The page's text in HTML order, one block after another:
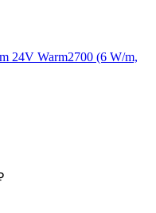
24V Warm2700 (6 W/m,